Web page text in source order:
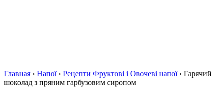
Главная › Напої› Рецепти Фруктові і Овочеві напої› Гарячий
шоколад з пряним гарбузовим сиропом